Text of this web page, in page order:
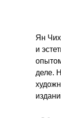
Ян
и
деле.